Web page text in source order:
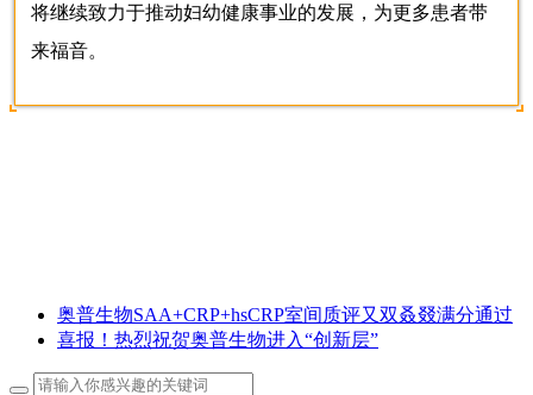
将继续致力于推动妇幼健康事业的发展，为更多患者带
来福音。
奥普生物SAA+CRP+hsCRP室间质评又双叒叕满分通过
喜报！热烈祝贺奥普生物进入“创新层”